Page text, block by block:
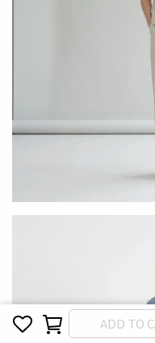
CancelADD TO